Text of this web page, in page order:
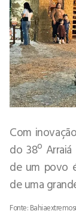
Com
do 38º
de um povo
de uma
Fonte: